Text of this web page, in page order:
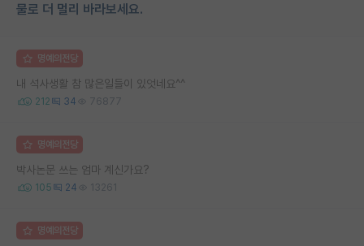
물로 더 멀리 바라보세요.
명예의전당
내 석사생활 참 많은일들이 있엇네요^^
212 34 76877
명예의전당
박사논문 쓰는 엄마 계신가요?
105 24 13261
명예의전당